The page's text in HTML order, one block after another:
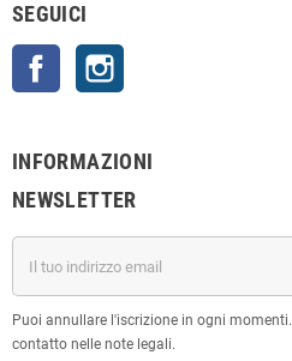
SEGUICI
Facebook
INFORMAZIONI
NEWSLETTER
Puoi annullare l'iscrizione in ogni
contatto nelle note legali.